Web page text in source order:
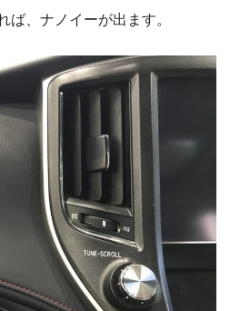
ば、ナノイーが出ます。